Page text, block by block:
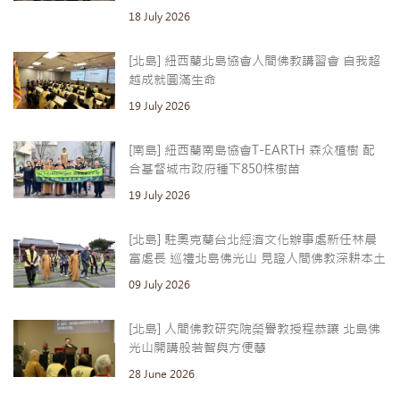
18 July 2026
[北島] 紐西蘭北島協會人間佛教講習會 自我超
越成就圓滿生命
19 July 2026
[南島] 紐西蘭南島協會T-EARTH 森众植樹 配
合基督城市政府種下850株樹苗
19 July 2026
[北島] 駐奧克蘭台北經濟文化辦事處新任林晨
富處長 巡禮北島佛光山 見證人間佛教深耕本土
09 July 2026
[北島] 人間佛教研究院榮譽教授程恭讓 北島佛
光山開講般若智與方便慧
28 June 2026